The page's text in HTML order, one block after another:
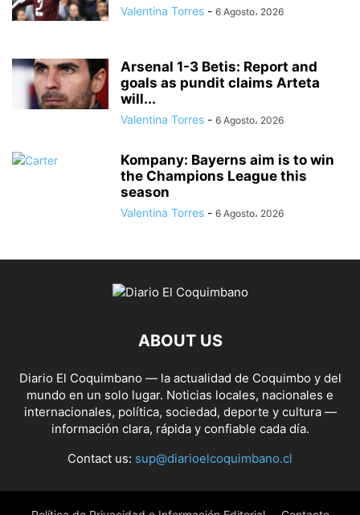
Valentina Torres - 6 Agosto، 2026
Arsenal 1-3 Betis: Report and
goals as pundit claims Arteta
will...
Valentina Torres - 6 Agosto، 2026
Kompany: Bayerns aim is to win
the Champions League this
season
Valentina Torres - 6 Agosto، 2026
ABOUT US
Diario El Coquimbano — la actualidad de Coquimbo y del
mundo en un solo lugar. Noticias locales, nacionales e
internacionales, política, sociedad, deporte y cultura —
información clara, rápida y confiable cada día.
Contact us: sup@diarioelcoquimbano.cl